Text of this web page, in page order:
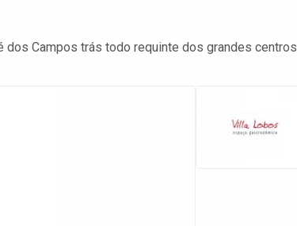
Campos trás todo requinte dos grandes centros